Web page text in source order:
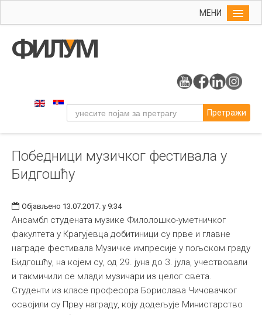
МЕНИ
Упис
Уметност
Музичка уметност
Примењена и ликовна уметност
Издаваштво
Библиотека
Студенти
Међународна
Претражи
Победници музичког фестивала у
Бидгошћу
Објављено 13.07.2017. у 9:34
Ансамбл студената музике Филолошко-уметничког
факултета у Крагујевца добитиници су прве и главне
награде фестивала Музичке импресије у пољском граду
Бидгошћу, на којем су, од 29. јуна до 3. јула, учествовали
и такмичили се млади музичари из целог света.
Студенти из класе професора Борислава Чичовачког
освојили су Прву награду, коју додељује Министарство